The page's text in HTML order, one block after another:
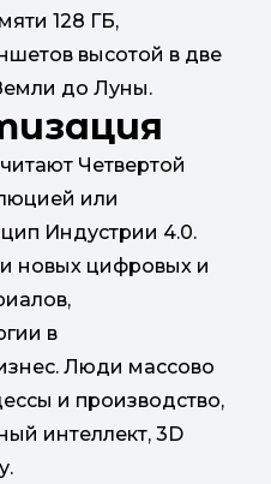
128 ГБ,
высотой в две
до Луны.
Четвертой
или
Индустрии 4.0.
новых цифровых и
в
Люди массово
и производство,
интеллект, 3D